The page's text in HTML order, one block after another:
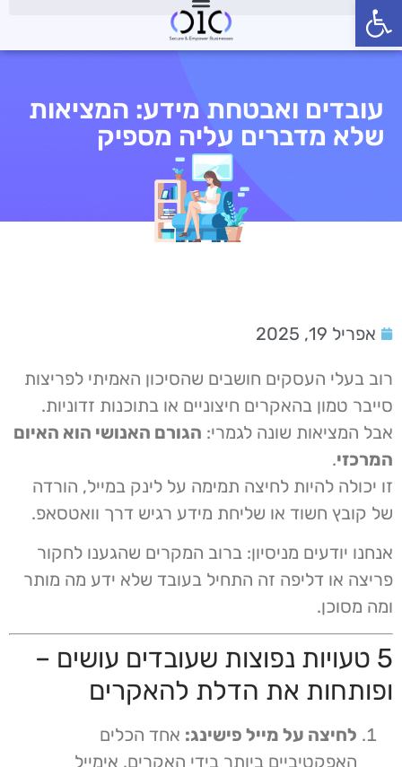
פתח סרגל נגישות
עובדים ואבטחת מידע: המציאות
שלא מדברים עליה מספיק
אפריל 19, 2025
רוב בעלי העסקים חושבים שהסיכון האמיתי לפריצות
סייבר טמון בהאקרים חיצוניים או בתוכנות זדוניות.
אבל המציאות שונה לגמרי: הגורם האנושי הוא האיום
המרכזי.
זו יכולה להיות לחיצה תמימה על לינק במייל, הורדה
של קובץ חשוד או שליחת מידע רגיש דרך וואטסאפ.
אנחנו יודעים מניסיון: ברוב המקרים שהגענו לחקור
פריצה או דליפה זה התחיל בעובד שלא ידע מה מותר
ומה מסוכן.
5 טעויות נפוצות שעובדים עושים –
ופותחות את הדלת להאקרים
לחיצה על מייל פישינג: אחד הכלים
האפקטיביים ביותר בידי האקרים. אימייל